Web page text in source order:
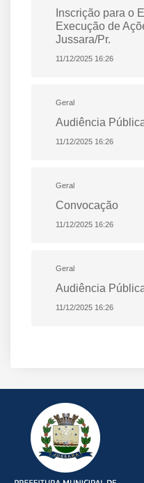
Inscrição para o
Execução de
Jussara/Pr.
11/12/2025 16:26
Geral
Audiência
11/12/2025 16:26
Geral
Convocação
11/12/2025 16:26
Geral
Audiência
11/12/2025 16:26